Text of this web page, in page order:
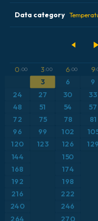
2026-08-07 00 UTC
ECMWF AIFS 0.25° [IA]
ICON Alemania 2 km
Alemania
Caribe
Escandinavia
Estados Unidos
Europa
Francia
Data category
Anomalía de temperatura a
Anomalía de temperatura
CAPE
Presión
Punto de rocío a 2 m
0 :00 3:00 6:00 9
3 6 9
24
27 30 33
48
51 54 57
72
75 78 81
96 99 102
120 123 126 129
144
150
168
174
192
198
216 222
240 246
264
270